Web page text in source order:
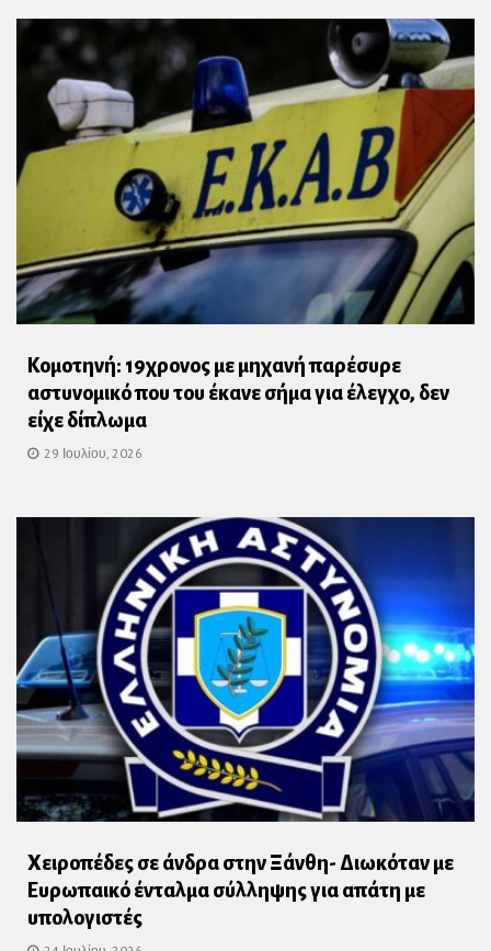
Κομοτηνή: 19χρονος με μηχανή παρέσυρε
αστυνομικό που του έκανε σήμα για έλεγχο, δεν
είχε δίπλωμα
29 Ιουλίου, 2026
Χειροπέδες σε άνδρα στην Ξάνθη- Διωκόταν με
Ευρωπαικό ένταλμα σύλληψης για απάτη με
υπολογιστές